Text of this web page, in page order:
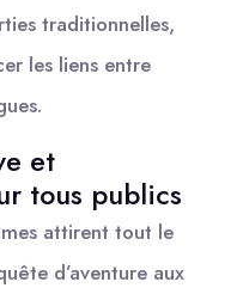
traditionnelles,
les liens entre
et
tous publics
attirent tout le
d’aventure aux